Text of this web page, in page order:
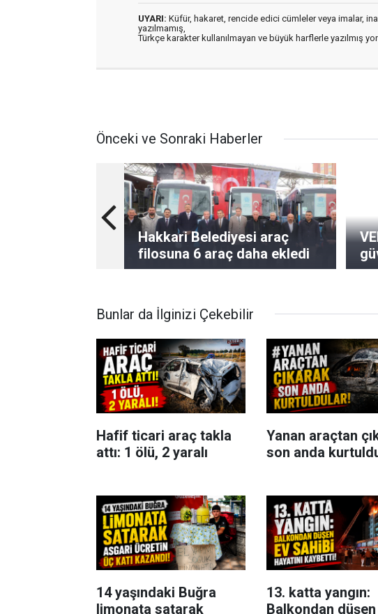
UYARI: Küfür, hakaret, rencide edici cümleler veya imalar,
yazılmamış,
Türkçe karakter kullanılmayan ve büyük harflerle yazılmış
Önceki ve Sonraki Haberler
Hakkari Belediyesi araç
filosuna 6 araç daha ekledi
Bunlar da İlginizi Çekebilir
Hafif ticari araç takla
attı: 1 ölü, 2 yaralı
Yanan araçtan
son anda
14 yaşındaki Buğra
limonata satarak
13. katta yangın:
Balkondan